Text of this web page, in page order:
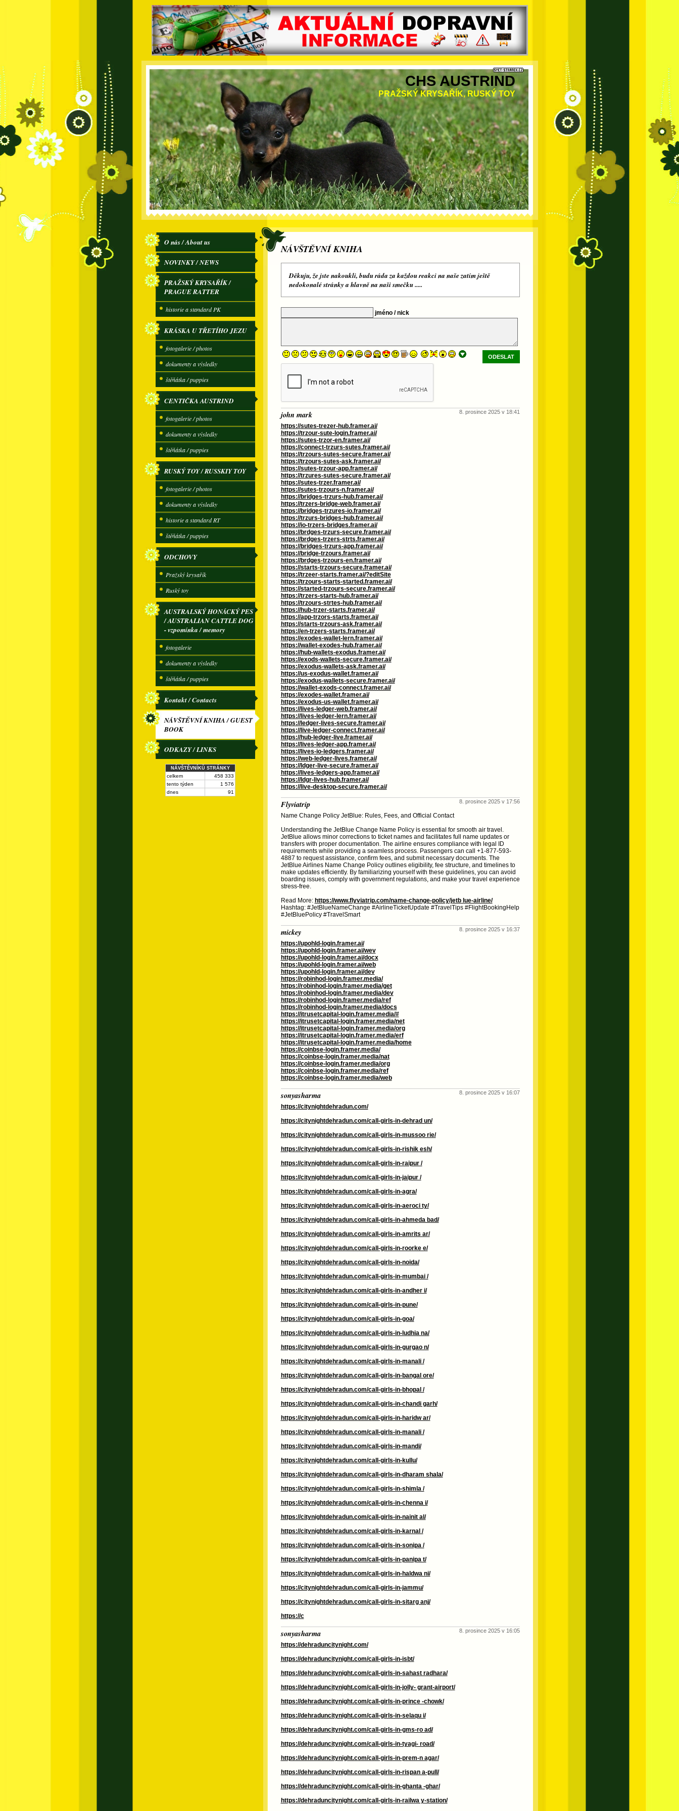
CHS AUSTRIND
PRAŽSKÝ KRYSAŘÍK, RUSKÝ TOY
NÁVŠTĚVNÍ KNIHA
Děkuju, že jste nakoukli, budu ráda za každou reakci na naše zatím ještě
nedokonalé stránky a hlavně na naši smečku .....
jméno / nick
ODESLAT
8. prosince 2025 v 18:41
john mark
https://sutes-trezer-hub.framer.ai/
https://trzour-sute-login.framer.ai/
https://sutes-trzor-en.framer.ai/
https://connect-trzurs-sutes.framer.ai/
https://trzours-sutes-secure.framer.ai/
https://trzours-sutes-ask.framer.ai/
https://sutes-trzour-app.framer.ai/
https://trzures-sutes-secure.framer.ai/
https://sutes-trzer.framer.ai/
https://sutes-trzours-n.framer.ai/
https://bridges-trzurs-hub.framer.ai/
https://trzers-bridge-web.framer.ai/
https://bridges-trzures-io.framer.ai/
https://trzurs-bridges-hub.framer.ai/
https://io-trzers-bridges.framer.ai/
https://brdges-trzurs-secure.framer.ai/
https://brdges-trzers-strts.framer.ai/
https://bridges-trzurs-app.framer.ai/
https://bridge-trzours.framer.ai/
https://brdges-trzours-en.framer.ai/
https://starts-trzours-secure.framer.ai/
https://trzeer-starts.framer.ai/?editSite
https://trzours-starts-started.framer.ai/
https://started-trzours-secure.framer.ai/
https://trzers-starts-hub.framer.ai/
https://trzours-strtes-hub.framer.ai/
https://hub-trzer-starts.framer.ai/
https://app-trzors-starts.framer.ai/
https://starts-trzours-ask.framer.ai/
https://en-trzers-starts.framer.ai/
https://exodes-wallet-lern.framer.ai/
https://wallet-exodes-hub.framer.ai/
https://hub-wallets-exodus.framer.ai/
https://exods-wallets-secure.framer.ai/
https://exodus-wallets-ask.framer.ai/
https://us-exodus-wallet.framer.ai/
https://exodus-wallets-secure.framer.ai/
https://wallet-exods-connect.framer.ai/
https://exodes-wallet.framer.ai/
https://exodus-us-wallet.framer.ai/
https://lives-ledger-web.framer.ai/
https://lives-ledger-lern.framer.ai/
https://ledger-lives-secure.framer.ai/
https://live-ledger-connect.framer.ai/
https://hub-ledger-live.framer.ai/
https://lives-ledger-app.framer.ai/
https://lives-io-ledgers.framer.ai/
https://web-ledger-lives.framer.ai/
https://ldger-live-secure.framer.ai/
https://lives-ledgers-app.framer.ai/
https://ldgr-lives-hub.framer.ai/
https://live-desktop-secure.framer.ai/
8. prosince 2025 v 17:56
Flyviatrip
Name Change Policy JetBlue: Rules, Fees, and Official Contact
Understanding the JetBlue Change Name Policy is essential for smooth air travel.
JetBlue allows minor corrections to ticket names and facilitates full name updates or
transfers with proper documentation. The airline ensures compliance with legal ID
requirements while providing a seamless process. Passengers can call +1-877-593-
4887 to request assistance, confirm fees, and submit necessary documents. The
JetBlue Airlines Name Change Policy outlines eligibility, fee structure, and timelines to
make updates efficiently. By familiarizing yourself with these guidelines, you can avoid
boarding issues, comply with government regulations, and make your travel experience
stress-free.
Read More: https://www.flyviatrip.com/name-change-policy/jetb lue-airline/
Hashtag: #JetBlueNameChange #AirlineTicketUpdate #TravelTips #FlightBookingHelp
#JetBluePolicy #TravelSmart
8. prosince 2025 v 16:37
mickey
https://upohld-login.framer.ai/
https://upohld-login.framer.ai/wev
https://upohld-login.framer.ai/docx
https://upohld-login.framer.ai/web
https://upohld-login.framer.ai/dev
https://robinhod-login.framer.media/
https://robinhod-login.framer.media/get
https://robinhod-login.framer.media/dev
https://robinhod-login.framer.media/ref
https://robinhod-login.framer.media/docs
https://itrusetcapital-login.framer.media/#
https://itrusetcapital-login.framer.media/net
https://itrusetcapital-login.framer.media/org
https://itrusetcapital-login.framer.media/erf
https://itrusetcapital-login.framer.media/home
https://coinbse-login.framer.media/
https://coinbse-login.framer.media/nat
https://coinbse-login.framer.media/org
https://coinbse-login.framer.media/ref
https://coinbse-login.framer.media/web
8. prosince 2025 v 16:07
sonyasharma
https://citynightdehradun.com/
https://citynightdehradun.com/call-girls-in-dehrad un/
https://citynightdehradun.com/call-girls-in-mussoo rie/
https://citynightdehradun.com/call-girls-in-rishik esh/
https://citynightdehradun.com/call-girls-in-raipur /
https://citynightdehradun.com/call-girls-in-jaipur /
https://citynightdehradun.com/call-girls-in-agra/
https://citynightdehradun.com/call-girls-in-aeroci ty/
https://citynightdehradun.com/call-girls-in-ahmeda bad/
https://citynightdehradun.com/call-girls-in-amrits ar/
https://citynightdehradun.com/call-girls-in-roorke e/
https://citynightdehradun.com/call-girls-in-noida/
https://citynightdehradun.com/call-girls-in-mumbai /
https://citynightdehradun.com/call-girls-in-andher i/
https://citynightdehradun.com/call-girls-in-pune/
https://citynightdehradun.com/call-girls-in-goa/
https://citynightdehradun.com/call-girls-in-ludhia na/
https://citynightdehradun.com/call-girls-in-gurgao n/
https://citynightdehradun.com/call-girls-in-manali /
https://citynightdehradun.com/call-girls-in-bangal ore/
https://citynightdehradun.com/call-girls-in-bhopal /
https://citynightdehradun.com/call-girls-in-chandi garh/
https://citynightdehradun.com/call-girls-in-haridw ar/
https://citynightdehradun.com/call-girls-in-manali /
https://citynightdehradun.com/call-girls-in-mandi/
https://citynightdehradun.com/call-girls-in-kullu/
https://citynightdehradun.com/call-girls-in-dharam shala/
https://citynightdehradun.com/call-girls-in-shimla /
https://citynightdehradun.com/call-girls-in-chenna i/
https://citynightdehradun.com/call-girls-in-nainit al/
https://citynightdehradun.com/call-girls-in-karnal /
https://citynightdehradun.com/call-girls-in-sonipa /
https://citynightdehradun.com/call-girls-in-panipa t/
https://citynightdehradun.com/call-girls-in-haldwa ni/
https://citynightdehradun.com/call-girls-in-jammu/
https://citynightdehradun.com/call-girls-in-sitarg anj/
https://c
8. prosince 2025 v 16:05
sonyasharma
https://dehraduncitynight.com/
https://dehraduncitynight.com/call-girls-in-isbt/
https://dehraduncitynight.com/call-girls-in-sahast radhara/
https://dehraduncitynight.com/call-girls-in-jolly- grant-airport/
https://dehraduncitynight.com/call-girls-in-prince -chowk/
https://dehraduncitynight.com/call-girls-in-selaqu i/
https://dehraduncitynight.com/call-girls-in-gms-ro ad/
https://dehraduncitynight.com/call-girls-in-tyagi- road/
https://dehraduncitynight.com/call-girls-in-prem-n agar/
https://dehraduncitynight.com/call-girls-in-rispan a-pull/
https://dehraduncitynight.com/call-girls-in-ghanta -ghar/
https://dehraduncitynight.com/call-girls-in-railwa y-station/
O nás / About us
NOVINKY / NEWS
PRAŽSKÝ KRYSAŘÍK /
PRAGUE RATTER
historie a standard PK
KRÁSKA U TŘETÍHO JEZU
fotogalerie / photos
dokumenty a výsledky
štěňátka / puppies
CENTIČKA AUSTRIND
fotogalerie / photos
dokumenty a výsledky
štěňátka / puppies
RUSKÝ TOY / RUSSKIY TOY
fotogalerie / photos
dokumenty a výsledky
historie a standard RT
štěňátka / puppies
ODCHOVY
Pražský krysařík
Ruský toy
AUSTRALSKÝ HONÁCKÝ PES
/ AUSTRALIAN CATTLE DOG
- vzpomínka / memory
fotogalerie
dokumenty a výsledky
štěňátka / puppies
Kontakt / Contacts
NÁVŠTĚVNÍ KNIHA / GUEST
BOOK
ODKAZY / LINKS
NÁVŠTĚVNÍKŮ STRÁNKY
celkem
458 333
tento týden
1 576
dnes
91